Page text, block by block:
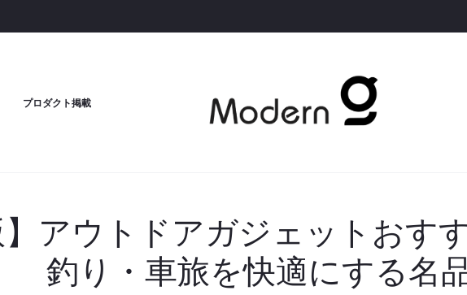
プロダクト掲載
】アウトドアガジェットおす
釣り・車旅を快適にする名